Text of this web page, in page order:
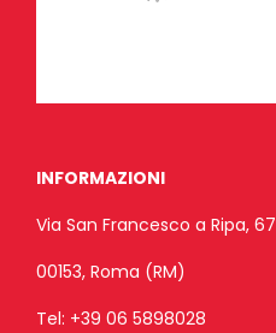
INFORMAZIONI
Via San Francesco a Ripa, 67
00153, Roma (RM)
Tel: +39 06 5898028